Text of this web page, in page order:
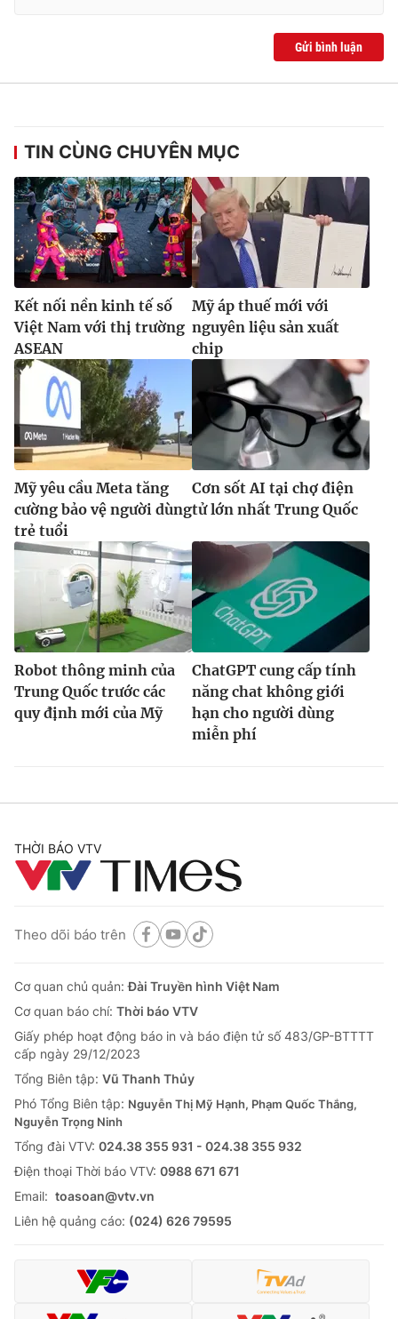
Gửi bình luận
TIN CÙNG CHUYÊN MỤC
Kết nối nền kinh tế số
Việt Nam với thị trường
ASEAN
Mỹ áp thuế mới với
nguyên liệu sản xuất
chip
Mỹ yêu cầu Meta tăng
cường bảo vệ người dùng
trẻ tuổi
Cơn sốt AI tại chợ điện
tử lớn nhất Trung Quốc
Robot thông minh của
Trung Quốc trước các
quy định mới của Mỹ
ChatGPT cung cấp tính
năng chat không giới
hạn cho người dùng
miễn phí
THỜI BÁO VTV
Theo dõi báo trên
Cơ quan chủ quản:Đài Truyền hình Việt Nam
Cơ quan báo chí: Thời báo VTV
Giấy phép hoạt động báo in và báo điện tử số 483/GP-BTTTT
cấp ngày 29/12/2023
Tổng Biên tập: Vũ Thanh Thủy
Phó Tổng Biên tập: Nguyễn Thị Mỹ Hạnh, Phạm Quốc Thắng,
Nguyễn Trọng Ninh
Tổng đài VTV: 024.38 355 931 - 024.38 355 932
Ðiện thoại Thời báo VTV: 0988 671 671
Email: toasoan@vtv.vn
Liên hệ quảng cáo: (024) 626 79595